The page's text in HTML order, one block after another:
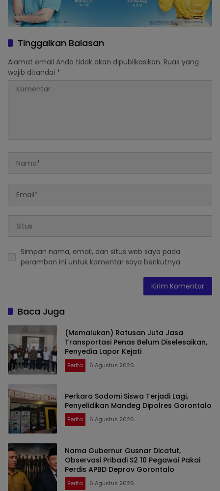
Tinggalkan Balasan
Alamat email Anda tidak akan dipublikasikan. Ruas yang
wajib ditandai *
Simpan nama, email, dan situs web saya pada
peramban ini untuk komentar saya berikutnya.
Baca Juga
(Memalukan) Ratusan Juta Jasa
Transportasi Penas Belum Diselesaikan,
Penyedia Lapor Kejati
Berita 6 Agustus 2026
Perkara Sodomi Siswa Terjadi Lagi,
Penyelidikan Mandeg Dipolres Gorontalo
Berita 6 Agustus 2026
Nama Gubernur Gusnar Dicatut,
Observasi Pribadi S2 10 Pegawai Pakai
Perdis APBD Deprov Gorontalo
Berita 6 Agustus 2026